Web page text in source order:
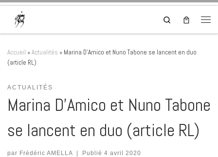
Skip to content
Search
Accueil »Actualités » Marina D’Amico et Nuno Tabone se lancent en duo
(article RL)
ACTUALITÉS
Marina D’Amico et Nuno Tabone
se lancent en duo (article RL)
par Frédéric AMELLA Publié 4 avril 2020